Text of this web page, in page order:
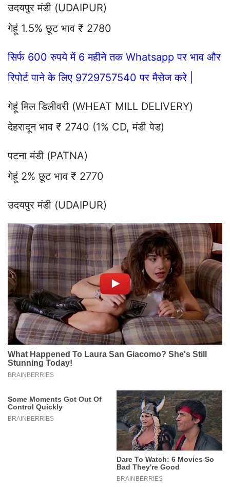
उदयपुर मंडी (UDAIPUR)
गेहूं 1.5% छूट भाव ₹ 2780
सिर्फ 600 रुपये में 6 महीने तक Whatsapp पर भाव और
रिपोर्ट पाने के लिए 9729757540 पर मैसेज करे |
गेहूं मिल डिलीवरी (WHEAT MILL DELIVERY)
देहरादून भाव ₹ 2740 (1% CD, मंडी पेड)
पटना मंडी (PATNA)
गेहूं 2% छूट भाव ₹ 2770
उदयपुर मंडी (UDAIPUR)